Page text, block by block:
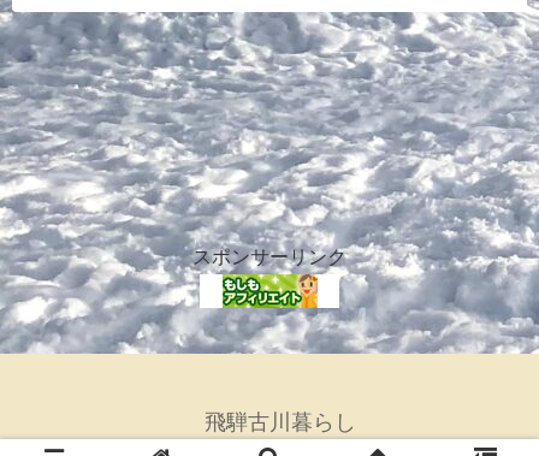
スポンサーリンク
飛騨古川暮らし